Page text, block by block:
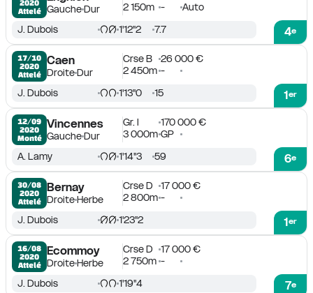
2020
Attelé
GaucheDur
2 150m - Auto
4e
J. Dubois 1'12''2 7.7
17/10
2020
Attelé
Caen
DroiteDur
Crse B
26 000 €
2 450m -
1er
J. Dubois 1'13''0 15
12/09
2020
Monté
Vincennes
GaucheDur
Gr. I
170 000 €
3 000m GP
6e
A. Lamy 1'14''3 59
30/08
2020
Attelé
Bernay
DroiteHerbe
Crse D
17 000 €
2 800m -
1er
J. Dubois 1'23''2
16/08
2020
Attelé
Ecommoy
DroiteHerbe
Crse D
17 000 €
2 750m -
7e
J. Dubois 1'19''4